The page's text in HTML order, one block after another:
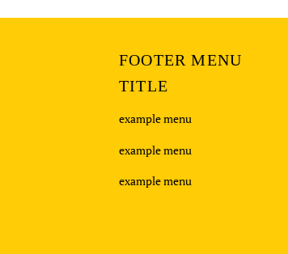
FOOTER MENU
TITLE
example menu
example menu
example menu